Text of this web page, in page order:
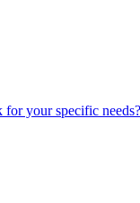
for your specific needs?